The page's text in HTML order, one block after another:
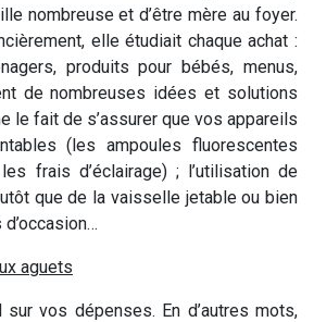
nombreuse et d’être mère au foyer.
elle étudiait chaque achat :
produits pour bébés, menus,
de nombreuses idées et solutions
le fait de s’assurer que vos appareils
(les ampoules fluorescentes
frais d’éclairage) ; l’utilisation de
que de la vaisselle jetable ou bien
aguets
vos dépenses. En d’autres mots,